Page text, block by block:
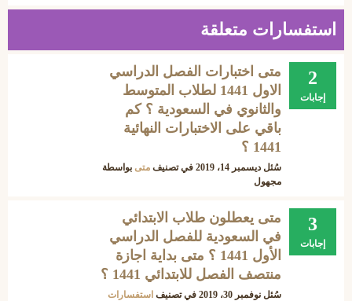
استفسارات متعلقة
2
إجابات
متى اختبارات الفصل الدراسي
الاول 1441 لطلاب المتوسط
والثانوي في السعودية ؟ كم
باقي على الاختبارات النهائية
1441 ؟
سُئل ديسمبر 14، 2019 في تصنيف متى بواسطة
مجهول
3
إجابات
متى يعطلون طلاب الابتدائي
في السعودية للفصل الدراسي
الأول 1441 ؟ متى بداية اجازة
منتصف الفصل للابتدائي 1441 ؟
سُئل نوفمبر 30، 2019 في تصنيف استفسارات